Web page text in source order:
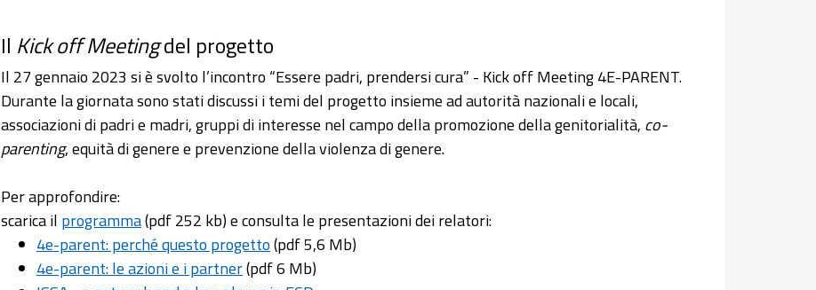
Il Kick off Meetingdel progetto
Il 27 gennaio 2023 si è svolto l’incontro “Essere padri, prendersi cura” - Kick off Meeting 4E-PARENT.
Durante la giornata sono stati discussi i temi del progetto insieme ad autorità nazionali e locali,
associazioni di padri e madri, gruppi di interesse nel campo della promozione della genitorialità, co-
parenting, equità di genere e prevenzione della violenza di genere.
Per approfondire:
scarica il programma(pdf 252 kb) e consulta le presentazioni dei relatori:
4e-parent: perché questo progetto(pdf 5,6 Mb)
4e-parent: le azioni e i partner(pdf 6 Mb)